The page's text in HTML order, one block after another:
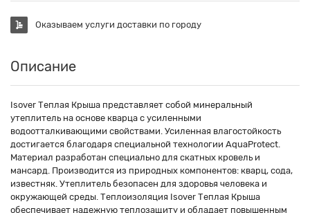
Оказываем услуги доставки по городу
Описание
Isover Теплая Крыша представляет собой минеральный
утеплитель на основе кварца с усиленными
водоотталкивающими свойствами. Усиленная влагостойкость
достигается благодаря специальной технологии AquaProtect.
Материал разработан специально для скатных кровель и
мансард. Производится из природных компонентов: кварц, сода,
известняк. Утеплитель безопасен для здоровья человека и
окружающей среды. Теплоизоляция Isover Теплая Крыша
обеспечивает надежную теплозащиту и обладает повышенным